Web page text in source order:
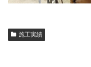
施工実績